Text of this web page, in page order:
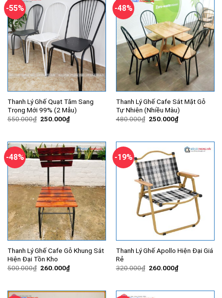
-55%
Thanh Lý Ghế Quạt Tăm Sang
Trọng Mới 99% (2 Mẫu)
550.000₫ Giá
250.000₫Giá
hiện
250.000₫.
-48%
Thanh Lý Ghế Cafe Sắt Mặt Gỗ
Tự Nhiên (Nhiều Màu)
480.000₫ Giá
250.000₫Giá
hiện
250.000₫.
-48%
Thanh Lý Ghế Cafe Gỗ Khung Sắt
Hiện Đại Tồn Kho
500.000₫ Giá
260.000₫Giá
hiện
260.000₫.
-19%
Thanh Lý Ghế Apollo Hiện Đại Giá
Rẻ
320.000₫ Giá
260.000₫Giá
hiện
260.000₫.